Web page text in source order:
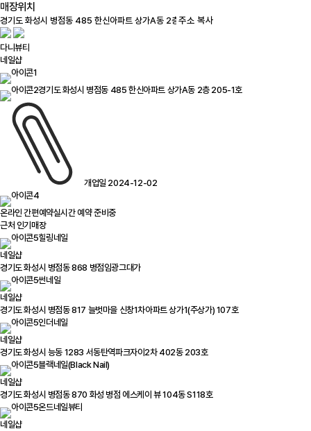
매장위치
주소 복사
다니뷰티
네일샵
경기도 화성시 병점동 485 한신아파트 상가A동 2층 205-1호
개업일 2024-12-02
온라인 간편예약실시간 예약 준비중
근처 인기매장
힐링네일
네일샵
경기도 화성시 병점동 868 병점임광그대가
썬네일
네일샵
경기도 화성시 병점동 817 늘벗마을 신창1차아파트 상가1(주상가) 107호
인더네일
네일샵
경기도 화성시 능동 1283 서동탄역파크자이2차 402동 203호
블랙네일(Black Nail)
네일샵
경기도 화성시 병점동 870 화성 병점 에스케이 뷰 104동 S118호
온드네일뷰티
네일샵